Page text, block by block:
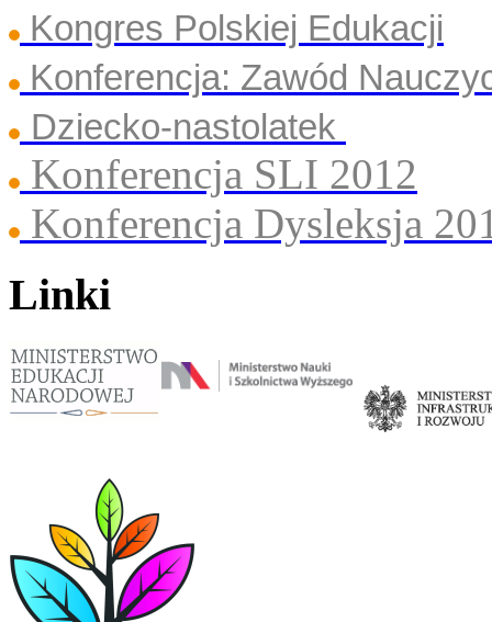
Kongres Polskiej Edukacji
Konferencja: Zawód
Dziecko-nastolatek
Konferencja SLI 2012
Konferencja Dysleksja
Linki